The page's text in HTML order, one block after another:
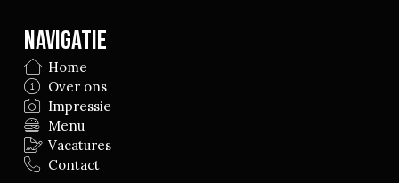
Navigatie
Home
Over ons
Impressie
Menu
Vacatures
Contact